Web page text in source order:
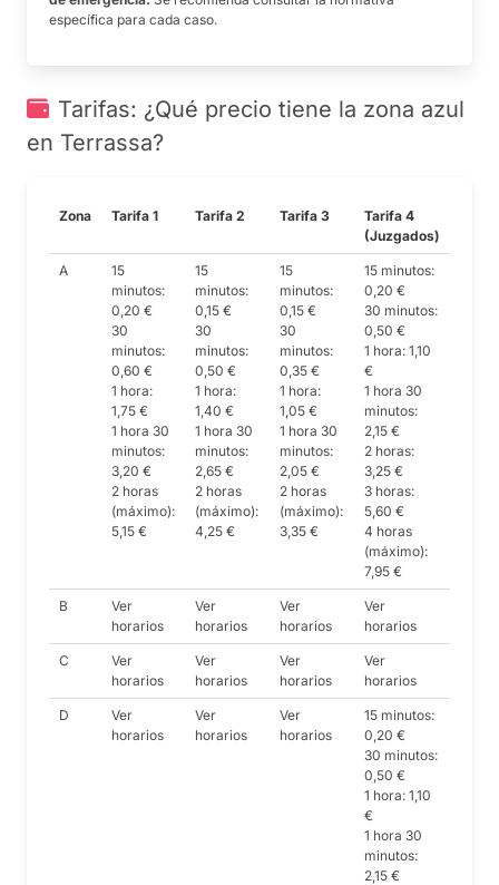
específica para cada caso.
Tarifas: ¿Qué precio tiene la zona azul
en Terrassa?
Zona Tarifa 1 Tarifa 2 Tarifa 3
Tarifa 4
(Juzgados)
A
15
minutos:
0,20 €
30
minutos:
0,60 €
1 hora:
1,75 €
1 hora 30
minutos:
3,20 €
2 horas
(máximo):
5,15 €
15
minutos:
0,15 €
30
minutos:
0,50 €
1 hora:
1,40 €
1 hora 30
minutos:
2,65 €
2 horas
(máximo):
4,25 €
15
minutos:
0,15 €
30
minutos:
0,35 €
1 hora:
1,05 €
1 hora 30
minutos:
2,05 €
2 horas
(máximo):
3,35 €
15 minutos:
0,20 €
30 minutos:
0,50 €
1 hora: 1,10
€
1 hora 30
minutos:
2,15 €
2 horas:
3,25 €
3 horas:
5,60 €
4 horas
(máximo):
7,95 €
B
Ver
horarios
Ver
horarios
Ver
horarios
Ver
horarios
C
Ver
horarios
Ver
horarios
Ver
horarios
Ver
horarios
D
Ver
horarios
Ver
horarios
Ver
horarios
15 minutos:
0,20 €
30 minutos:
0,50 €
1 hora: 1,10
€
1 hora 30
minutos:
2,15 €